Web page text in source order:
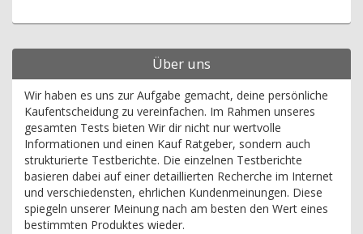
Über uns
Wir haben es uns zur Aufgabe gemacht, deine persönliche
Kaufentscheidung zu vereinfachen. Im Rahmen unseres
gesamten Tests bieten Wir dir nicht nur wertvolle
Informationen und einen Kauf Ratgeber, sondern auch
strukturierte Testberichte. Die einzelnen Testberichte
basieren dabei auf einer detaillierten Recherche im Internet
und verschiedensten, ehrlichen Kundenmeinungen. Diese
spiegeln unserer Meinung nach am besten den Wert eines
bestimmten Produktes wieder.